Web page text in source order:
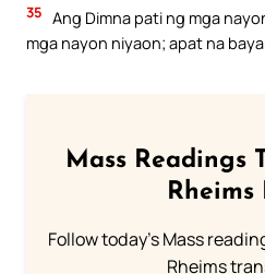
35 Ang Dimna pati ng mga
mga nayon niyaon; apat na
Mass Readings
Rheims
Follow today's Mass
Rheims